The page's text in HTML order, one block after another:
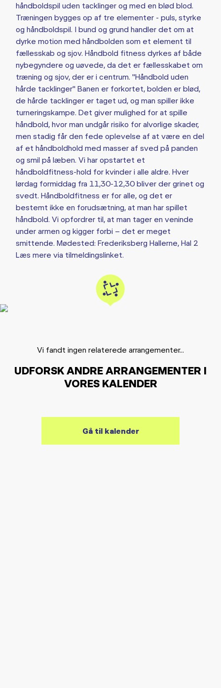
håndboldspil uden tacklinger og med en blød blod.
Træningen bygges op af tre elementer - puls, styrke
og håndboldspil. I bund og grund handler det om at
dyrke motion med håndbolden som et element til
fællesskab og sjov. Håndbold fitness dyrkes af både
nybegyndere og uøvede, da det er fællesskabet om
træning og sjov, der er i centrum. "Håndbold uden
hårde tacklinger" Banen er forkortet, bolden er blød,
de hårde tacklinger er taget ud, og man spiller ikke
turneringskampe. Det giver mulighed for at spille
håndbold, hvor man undgår risiko for alvorlige skader,
men stadig får den fede oplevelse af at være en del
af et håndboldhold med masser af sved på panden
og smil på læben. Vi har opstartet et
håndboldfitness-hold for kvinder i alle aldre. Hver
lørdag formiddag fra 11,30-12,30 bliver der grinet og
svedt. Håndboldfitness er for alle, og det er
bestemt ikke en forudsætning, at man har spillet
håndbold. Vi opfordrer til, at man tager en veninde
under armen og kigger forbi – det er meget
smittende. Mødested: Frederiksberg Hallerne, Hal 2
Læs mere via tilmeldingslinket.
Vi fandt ingen relaterede arrangementer...
UDFORSK ANDRE ARRANGEMENTER I
VORES KALENDER
Gå til kalender